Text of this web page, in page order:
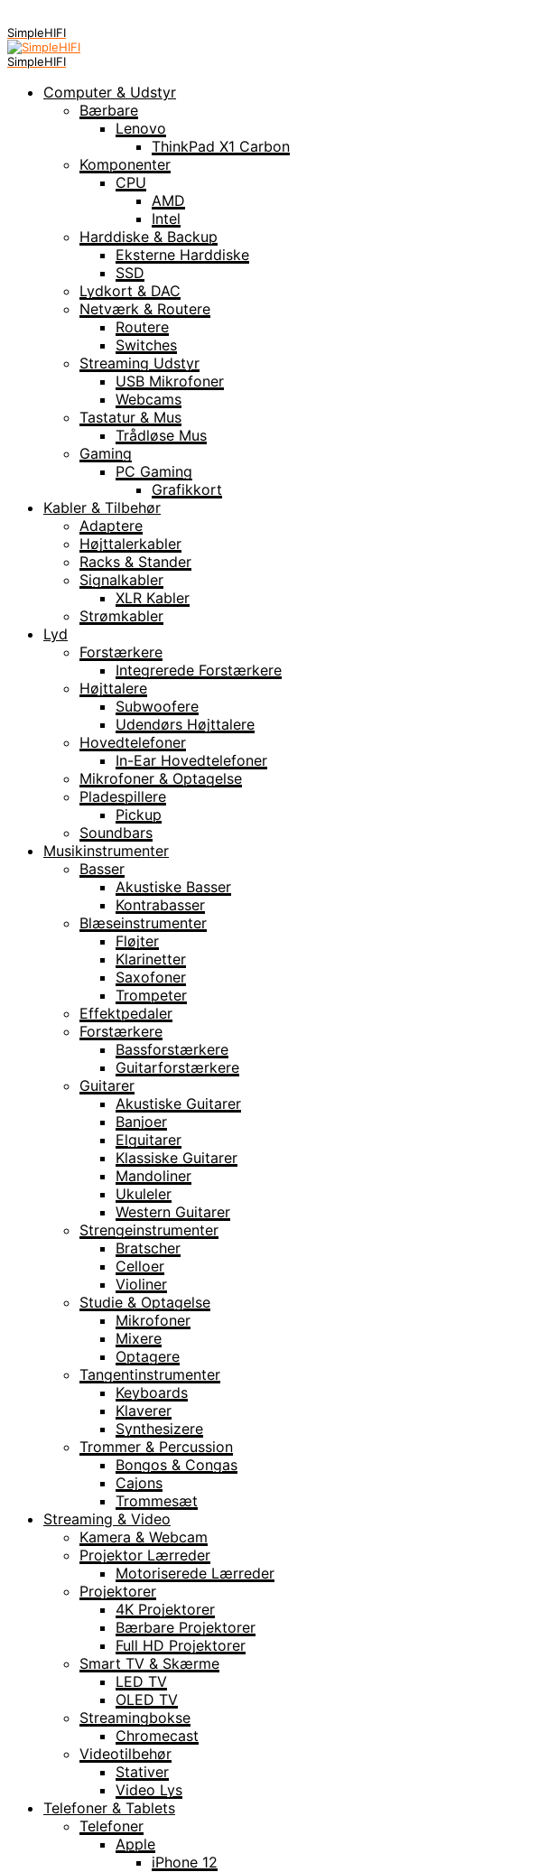
SimpleHIFI
SimpleHIFI
Computer & Udstyr
Bærbare
Lenovo
ThinkPad X1 Carbon
Komponenter
CPU
AMD
Intel
Harddiske & Backup
Eksterne Harddiske
SSD
Lydkort & DAC
Netværk & Routere
Routere
Switches
Streaming Udstyr
USB Mikrofoner
Webcams
Tastatur & Mus
Trådløse Mus
Gaming
PC Gaming
Grafikkort
Kabler & Tilbehør
Adaptere
Højttalerkabler
Racks & Stander
Signalkabler
XLR Kabler
Strømkabler
Lyd
Forstærkere
Integrerede Forstærkere
Højttalere
Subwoofere
Udendørs Højttalere
Hovedtelefoner
In-Ear Hovedtelefoner
Mikrofoner & Optagelse
Pladespillere
Pickup
Soundbars
Musikinstrumenter
Basser
Akustiske Basser
Kontrabasser
Blæseinstrumenter
Fløjter
Klarinetter
Saxofoner
Trompeter
Effektpedaler
Forstærkere
Bassforstærkere
Guitarforstærkere
Guitarer
Akustiske Guitarer
Banjoer
Elguitarer
Klassiske Guitarer
Mandoliner
Ukuleler
Western Guitarer
Strengeinstrumenter
Bratscher
Celloer
Violiner
Studie & Optagelse
Mikrofoner
Mixere
Optagere
Tangentinstrumenter
Keyboards
Klaverer
Synthesizere
Trommer & Percussion
Bongos & Congas
Cajons
Trommesæt
Streaming & Video
Kamera & Webcam
Projektor Lærreder
Motoriserede Lærreder
Projektorer
4K Projektorer
Bærbare Projektorer
Full HD Projektorer
Smart TV & Skærme
LED TV
OLED TV
Streamingbokse
Chromecast
Videotilbehør
Stativer
Video Lys
Telefoner & Tablets
Telefoner
Apple
iPhone 12